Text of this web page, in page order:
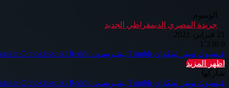
الوسوم
جريدة المصري الديمقراطي الجديد
21 فبراير، 2021
0
فيسبوك تويتر لينكدإن بينتيريست Odnoklassniki
اظهر المزيد
شاركها
فيسبوك تويتر لينكدإن بينتيريست Odnoklassniki